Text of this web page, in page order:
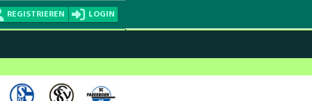
REGISTRIEREN LOGIN